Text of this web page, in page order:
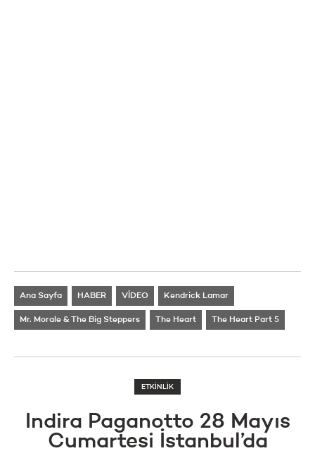
Ana Sayfa HABER VİDEO Kendrick Lamar
Mr. Morale & The Big Steppers The Heart The Heart Part 5
ETKİNLİK
Indira Paganotto 28 Mayıs
Cumartesi İstanbul’da